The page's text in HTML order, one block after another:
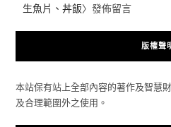
生魚片、丼飯〉發佈留言
版權聲
本站保有站上全部內容的著作及智慧
及合理範圍外之使用。